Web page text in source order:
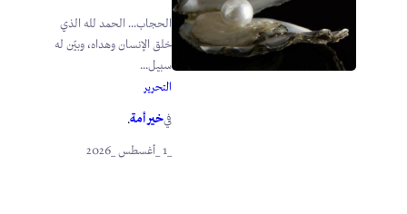
الحجاب… الحمد لله الذي
خلق الإنسان وهداه، وبيّن له
سبيل...
التحرير
فيخير أمة.
_1 _أغسطس _2026